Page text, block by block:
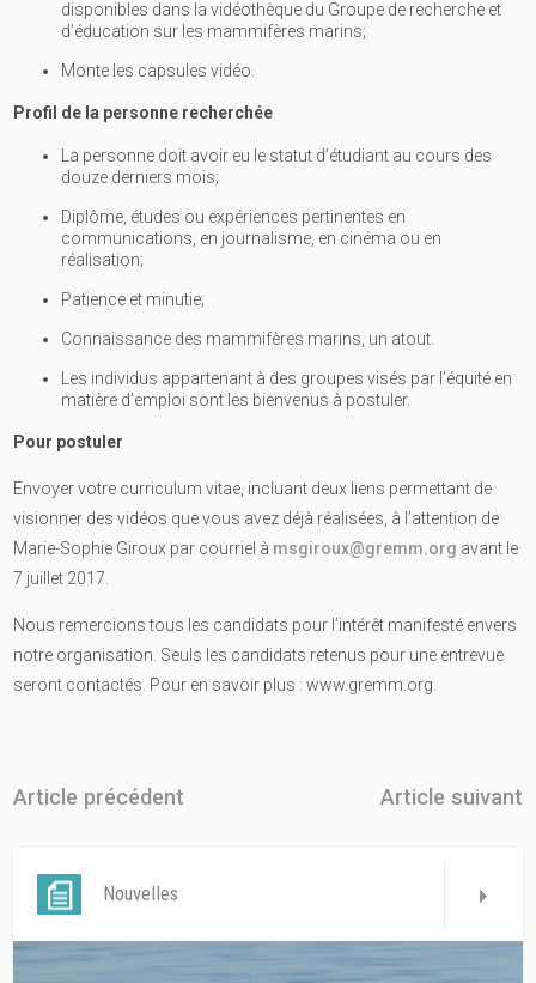
disponibles dans la vidéothèque du Groupe de recherche et
d’éducation sur les mammifères marins;
Monte les capsules vidéo.
Profil de la personne recherchée
La personne doit avoir eu le statut d’étudiant au cours des
douze derniers mois;
Diplôme, études ou expériences pertinentes en
communications, en journalisme, en cinéma ou en
réalisation;
Patience et minutie;
Connaissance des mammifères marins, un atout.
Les individus appartenant à des groupes visés par l’équité en
matière d’emploi sont les bienvenus à postuler.
Pour postuler
Envoyer votre curriculum vitae, incluant deux liens permettant de
visionner des vidéos que vous avez déjà réalisées, à l’attention de
Marie-Sophie Giroux par courriel à msgiroux@gremm.org avant le
7 juillet 2017.
Nous remercions tous les candidats pour l’intérêt manifesté envers
notre organisation. Seuls les candidats retenus pour une entrevue
seront contactés. Pour en savoir plus : www.gremm.org.
Article précédent Article suivant
Nouvelles